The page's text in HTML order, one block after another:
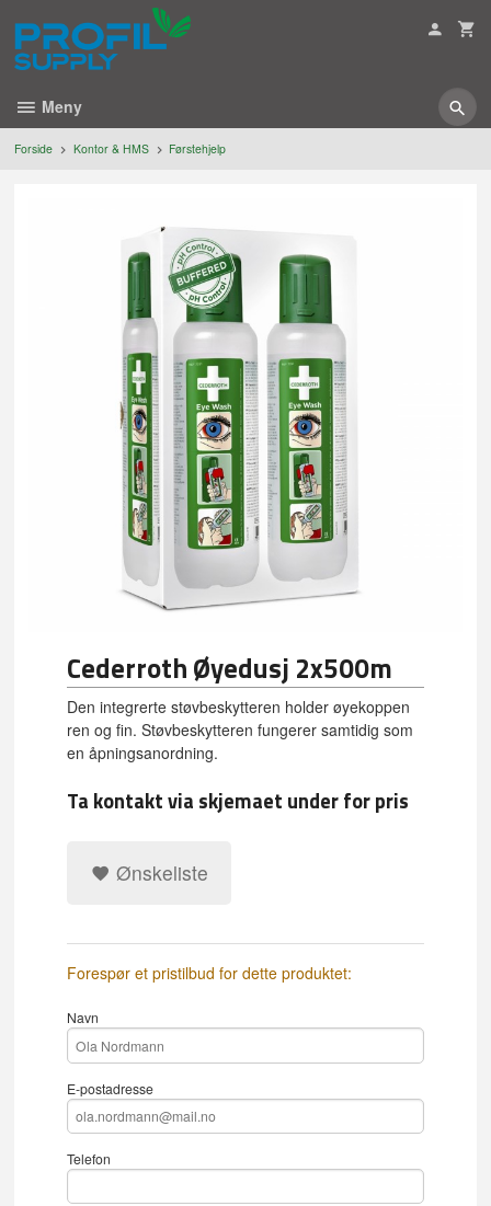
innholdet
Meny
Forside Kontor & HMS Førstehjelp
Cederroth Øyedusj 2x500m
Den integrerte støvbeskytteren holder øyekoppen
ren og fin. Støvbeskytteren fungerer samtidig som
en åpningsanordning.
Ta kontakt via skjemaet under for pris
Ønskeliste
Forespør et pristilbud for dette produktet:
Navn
E-postadresse
Telefon